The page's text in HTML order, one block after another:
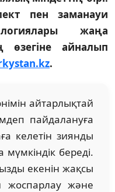
пен заманауи
жаңа
өзегіне айналып
.
айтарлықтай
пайдалануға
келетін зиянды
мүмкіндік береді.
екенін жақсы
жоспарлау және